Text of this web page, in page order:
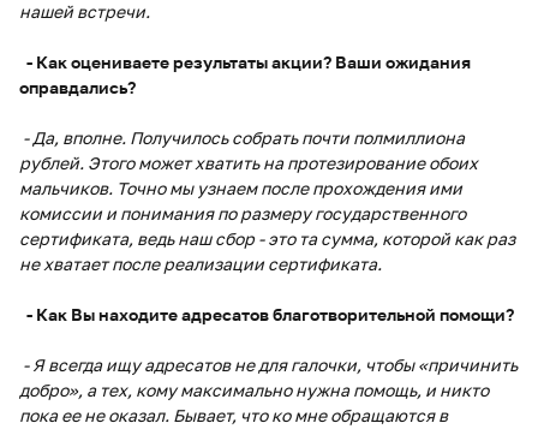
нашей встречи.
- Как оцениваете результаты акции? Ваши ожидания
оправдались?
- Да, вполне. Получилось собрать почти полмиллиона
рублей. Этого может хватить на протезирование обоих
мальчиков. Точно мы узнаем после прохождения ими
комиссии и понимания по размеру государственного
сертификата, ведь наш сбор - это та сумма, которой как раз
не хватает после реализации сертификата.
- Как Вы находите адресатов благотворительной помощи?
- Я всегда ищу адресатов не для галочки, чтобы «причинить
добро», а тех, кому максимально нужна помощь, и никто
пока ее не оказал. Бывает, что ко мне обращаются в